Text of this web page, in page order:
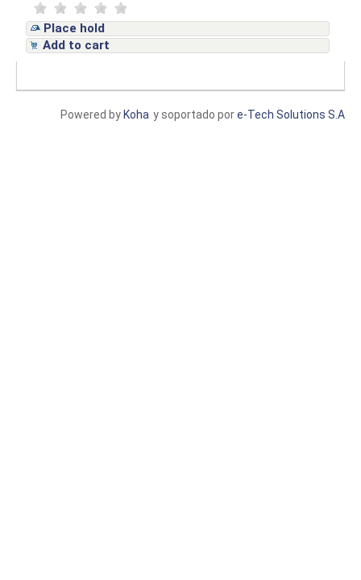
Place hold
Add to cart
y soportado pore-Tech Solutions S.A
Powered by Koha